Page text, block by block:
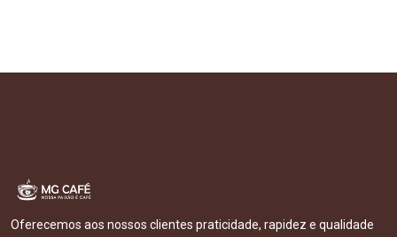
Oferecemos aos nossos clientes praticidade, rapidez e qualidade